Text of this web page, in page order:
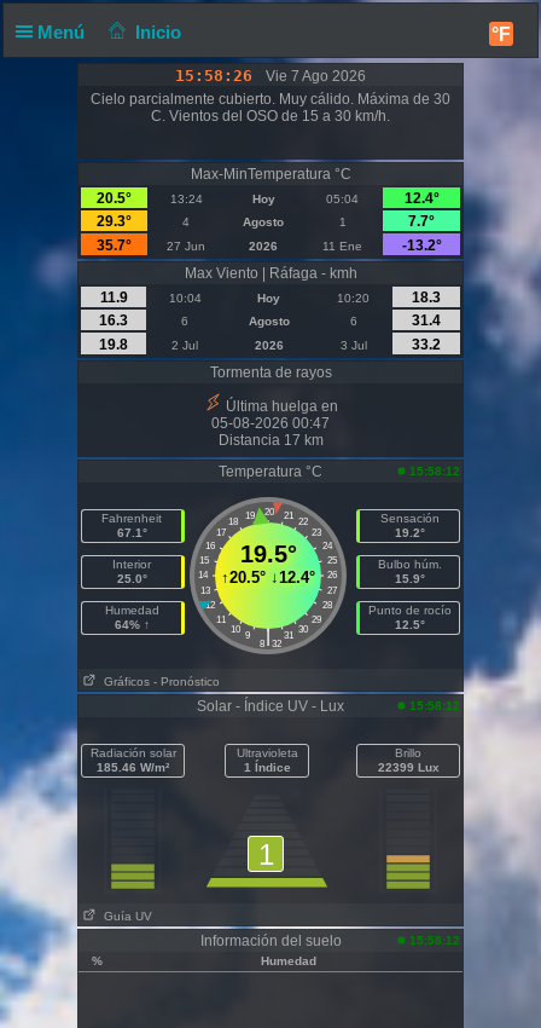
Menú Inicio °F
15:58:26
Vie 7 Ago 2026
Cielo parcialmente cubierto. Muy cálido. Máxima de 30
C. Vientos del OSO de 15 a 30 km/h.
Max-MinTemperatura °C
20.5°
13:24 Hoy 05:04
12.4°
29.3°
4 Agosto 1
7.7°
35.7°
27 Jun 2026 11 Ene
-13.2°
Max Viento | Ráfaga - kmh
11.9
10:04 Hoy 10:20
18.3
16.3
6 Agosto 6
31.4
19.8
2 Jul 2026 3 Jul
33.2
Tormenta de rayos
Última huelga en
05-08-2026 00:47
Distancia 17 km
Temperatura °C
15:58:12
Fahrenheit
67.1°
Interior
25.0°
Humedad
64% ↑
20
19 21
18
22
17
23
16
24
15
25
14
26
13
27
12
28
11
29
10
30
9 31
|
8 32
19.5°
↑20.5° ↓12.4°
Sensación
19.2°
Bulbo húm.
15.9°
Punto de rocío
12.5°
Gráficos - Pronóstico
Solar - Índice UV - Lux 15:58:12
Radiación solar
185.46 W/m²
Ultravioleta
1 Índice
1
Brillo
22399 Lux
Guía UV
Información del suelo
15:58:12
%
Humedad